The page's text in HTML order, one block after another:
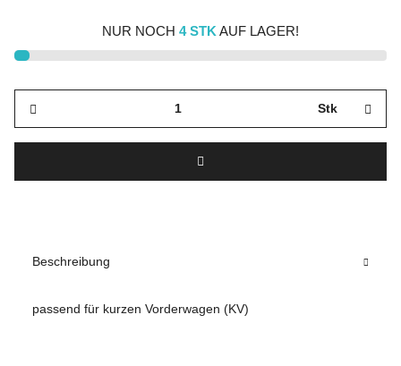
NUR NOCH 4 STK AUF LAGER!
Stk
Beschreibung
passend für kurzen Vorderwagen (KV)